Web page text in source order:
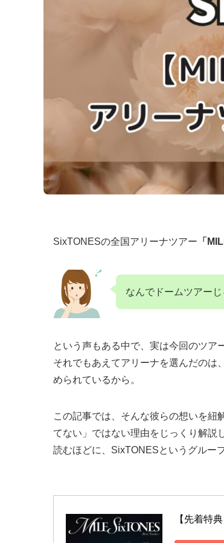
SixTONESの全国アリーナツアー 「
なんでドームツアーじ
という声もある中で、実は今回のツアー
それでもあえてアリーナを選んだのは
められているから。
この記事では、そんな彼らの想いを紐
てない」ではない理由をじっくり解説
読むほどに、SixTONESというグルー
【先着特